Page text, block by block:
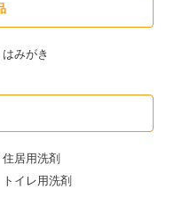
はみがき
住居用洗剤
トイレ用洗剤